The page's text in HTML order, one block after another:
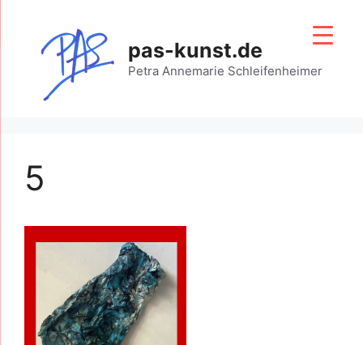
springen
pas-kunst.de
Petra Annemarie Schleifenheimer
5